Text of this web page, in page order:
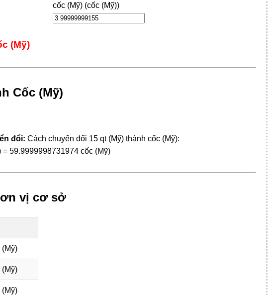
cốc (Mỹ) (cốc (Mỹ))
(Mỹ)
Cốc (Mỹ)
đổi: Cách chuyển đổi 15 qt (Mỹ) thành cốc (Mỹ):
59.9999998731974 cốc (Mỹ)
vị cơ sở